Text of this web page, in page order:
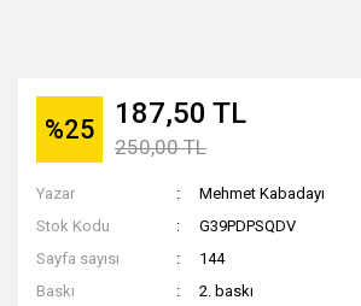
%25 187,50 TL
250,00 TL
Yazar
Mehmet Kabadayı
Stok Kodu
G39PDPSQDV
Sayfa sayısı
144
Baskı
2. baskı